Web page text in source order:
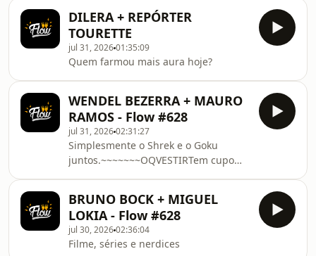
grandes empresas pra que ele se
torne um CEO melhor. Neste episódio,
recebemos Fabio Rua, Vice-Presidente
da General Motors, para falar sobre
liderança, inovação, o futuro da
indústria automotiva e os desafios de
comandar uma das maiores
montadoras do mundo.
DILERA + REPÓRTER
TOURETTE
jul 31, 202601:35:09
Quem farmou mais aura hoje?
WENDEL BEZERRA + MAURO
RAMOS - Flow #628
jul 31, 202602:31:27
Simplesmente o Shrek e o Goku
juntos.~~~~~~~OQVESTIRTem cupom
OQVestir. Use &quot;Flow20&quot; pra
ter 20% de
desconto!https://www.oqvestir.com.br/no-
flow?
BRUNO BOCK + MIGUEL
LOKIA - Flow #628
jul 30, 202602:36:04
Filme, séries e nerdices